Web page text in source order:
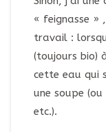
« feignasse »
travail :
(toujours bio)
cette eau qui
une soupe
etc.).